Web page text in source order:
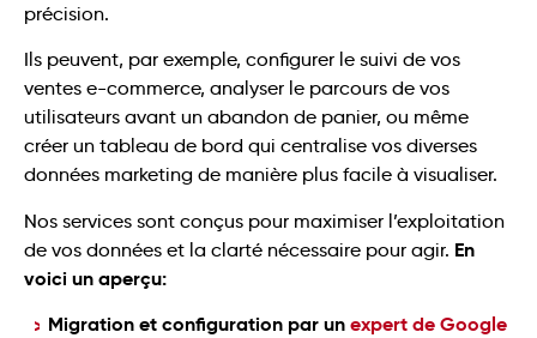
précision.
Ils peuvent, par exemple, configurer le suivi de vos
ventes e-commerce, analyser le parcours de vos
utilisateurs avant un abandon de panier, ou même
créer un tableau de bord qui centralise vos diverses
données marketing de manière plus facile à visualiser.
Nos services sont conçus pour maximiser l’exploitation
de vos données et la clarté nécessaire pour agir. En
voici un aperçu:
Migration et configuration par unexpert de Google